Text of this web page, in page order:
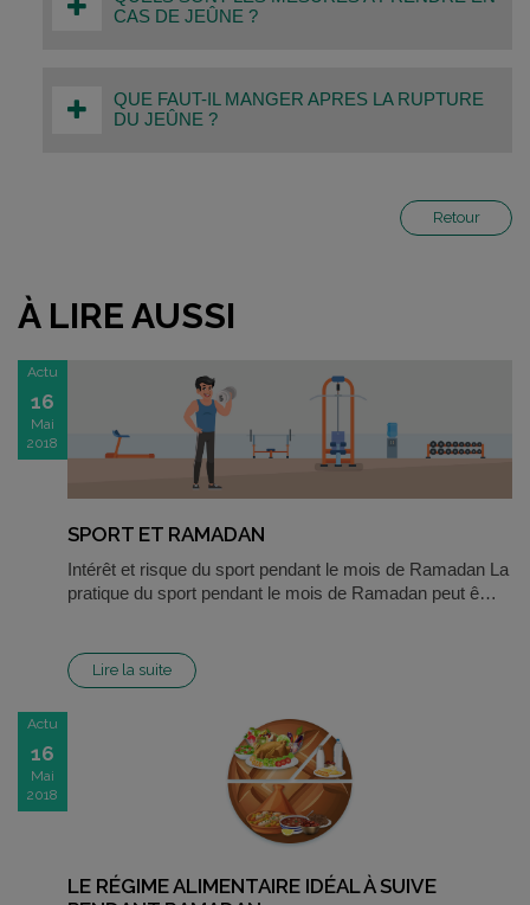
CAS DE JEÛNE ?
QUE FAUT-IL MANGER APRES LA RUPTURE
DU JEÛNE ?
Retour
À LIRE AUSSI
Actu
16
Mai
2018
SPORT ET RAMADAN
Intérêt et risque du sport pendant le mois de Ramadan La
pratique du sport pendant le mois de Ramadan peut ê…
Lire la suite
Actu
16
Mai
2018
LE RÉGIME ALIMENTAIRE IDÉAL À SUIVE